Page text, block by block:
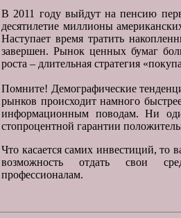
В 2011 году выйдут на пенсию
десятилетие миллионы
Наступает время тратить
завершен. Рынок ценных бумаг
роста – длительная стратегия
Помните! Демографические
рынков происходит намного
информационным поводам. Ни
стопроцентной гарантии
Что касается самих инвестиций, то
возможность отдать свои
профессионалам.